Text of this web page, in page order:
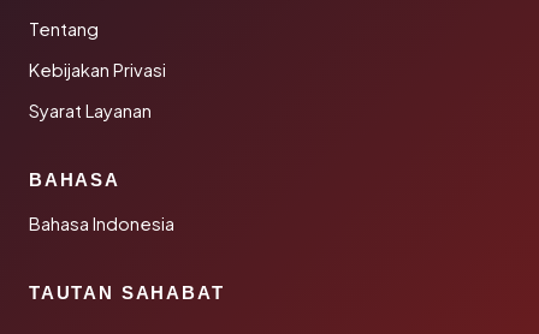
Tentang
Kebijakan Privasi
Syarat Layanan
BAHASA
Bahasa Indonesia
TAUTAN SAHABAT